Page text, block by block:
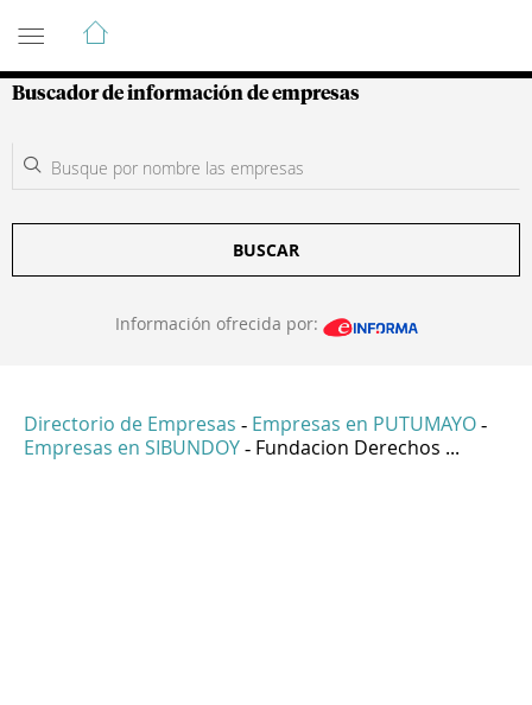
Guía de Empresas Colombianas
Buscador de información de empresas
BUSCAR
Información ofrecida por:
Directorio de Empresas - Empresas en PUTUMAYO -
Empresas en SIBUNDOY - Fundacion Derechos ...